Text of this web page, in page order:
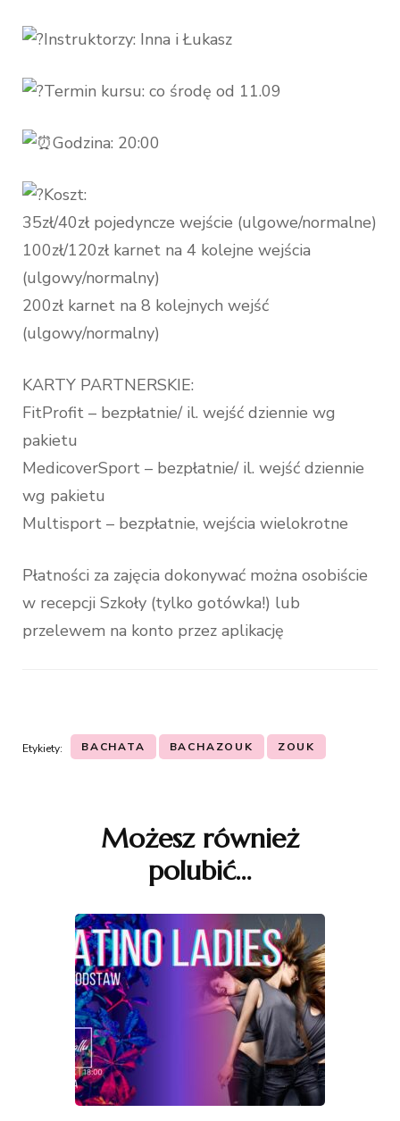
Instruktorzy: Inna i Łukasz
Termin kursu: co środę od 11.09
Godzina: 20:00
Koszt:
35zł/40zł pojedyncze wejście (ulgowe/normalne)
100zł/120zł karnet na 4 kolejne wejścia
(ulgowy/normalny)
200zł karnet na 8 kolejnych wejść
(ulgowy/normalny)
KARTY PARTNERSKIE:
FitProfit – bezpłatnie/ il. wejść dziennie wg
pakietu
MedicoverSport – bezpłatnie/ il. wejść dziennie
wg pakietu
Multisport – bezpłatnie, wejścia wielokrotne
Płatności za zajęcia dokonywać można osobiście
w recepcji Szkoły (tylko gotówka!) lub
przelewem na konto przez aplikację
Etykiety: BACHATA BACHAZOUK ZOUK
Możesz również
polubić…